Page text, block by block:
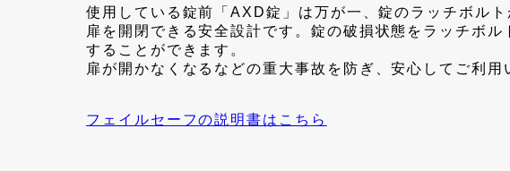
使用している錠前「AXD錠」は万が一、錠のラッチボルト
扉を開閉できる安全設計です。錠の破損状態をラッチボル
することができます。
扉が開かなくなるなどの重大事故を防ぎ、安心してご利用
フェイルセーフの説明書はこちら